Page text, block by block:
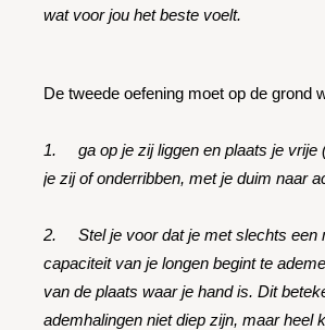
wat voor jou het beste voelt.
De tweede oefening moet op de grond
1. ga op je zij liggen en plaats je vrije
je zij of onderribben, met je duim naar
2. Stel je voor dat je met slechts een
capaciteit van je longen begint te
van de plaats waar je hand is. Dit
ademhalingen niet diep zijn, maar heel